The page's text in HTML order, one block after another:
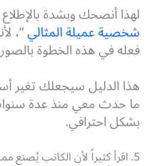
لهذا أنصحك وبشدة
شخصية عميلة المثالي“،
فعله في هذه الخطوة بالصور
هذا الدليل سيجعلك تغير
ما حدث معي منذ عدة
بشكل احترافي.
5. اقرأ كثيراً لأن الكاتب يُصنع مما يقرأ